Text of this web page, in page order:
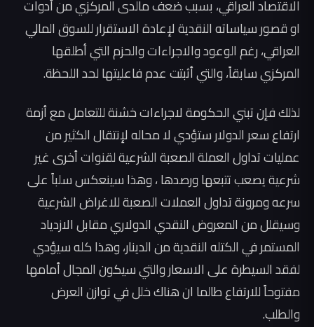
الاقتصاد العراقي، بسبب ضعف مالدى المركزي من أدوات
او قصور سياساته النقدية لإعادة الاستقرار للسوق المالي
العراقي، رغم الوعود والاجراءات والحزم التي أطلقها
المركزي سابقاً، والتي أثبتت عدم فاعليتها لحد اللحظة.
لذلك فإن تبني الحكومة لاجراءات خشنة للتعامل مع أزمة
ارتفاع سعر الدولار ستؤدي لا محاله لإنتقال الكثير من
عمليات تداول العملة الصعبة الشرعية لقنوات أخرى غير
شرعية يصعب تتبعها ورصدها ، وهذا سينعكس سلباً على
سرعه ومرونة تداول العملات الصعبة للاغراض الشرعية
وسيقلل من المعروض النقدي الدولاري مقابل الازدياد
المستمر في الكتله النقدية من الدينار، وهذا كله سيؤدي
لفقد السيطرة على الاسعار والتي سيكون المجال أمامها
مفتوحاً للارتفاع طالما ان هناك خلل في توازن العرض
والطلب.